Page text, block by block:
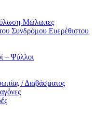
Μώλωπες
Συνδρόμου Ευερέθιστου
– Ψύλλοι
/ Διαβάσματος